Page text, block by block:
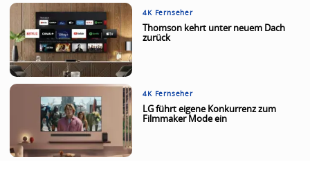
4K Fernseher
Thomson kehrt unter neuem Dach
zurück
4K Fernseher
LG führt eigene Konkurrenz zum
Filmmaker Mode ein